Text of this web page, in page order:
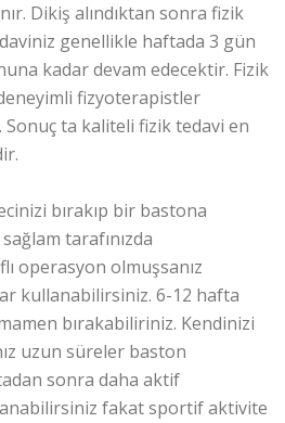
Dikiş alındıktan sonra fizik
genellikle haftada 3 gün
kadar devam edecektir. Fizik
fizyoterapistler
Sonuç ta kaliteli fizik tedavi en
bırakıp bir bastona
tarafınızda
operasyon olmuşsanız
kullanabilirsiniz. 6-12 hafta
bırakabiliriniz. Kendinizi
uzun süreler baston
sonra daha aktif
fakat sportif aktivite